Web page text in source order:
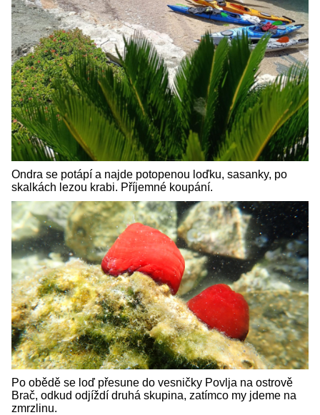
Ondra se potápí a najde potopenou loďku, sasanky, po
skalkách lezou krabi. Příjemné koupání.
Po obědě se loď přesune do vesničky Povlja na ostrově
Brač, odkud odjíždí druhá skupina, zatímco my jdeme na
zmrzlinu.